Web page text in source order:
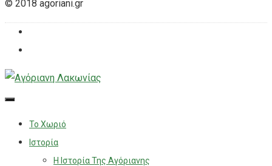
© 2018 agoriani.gr
Το Χωριό
Ιστορία
Η Ιστορία Της Αγόριανης